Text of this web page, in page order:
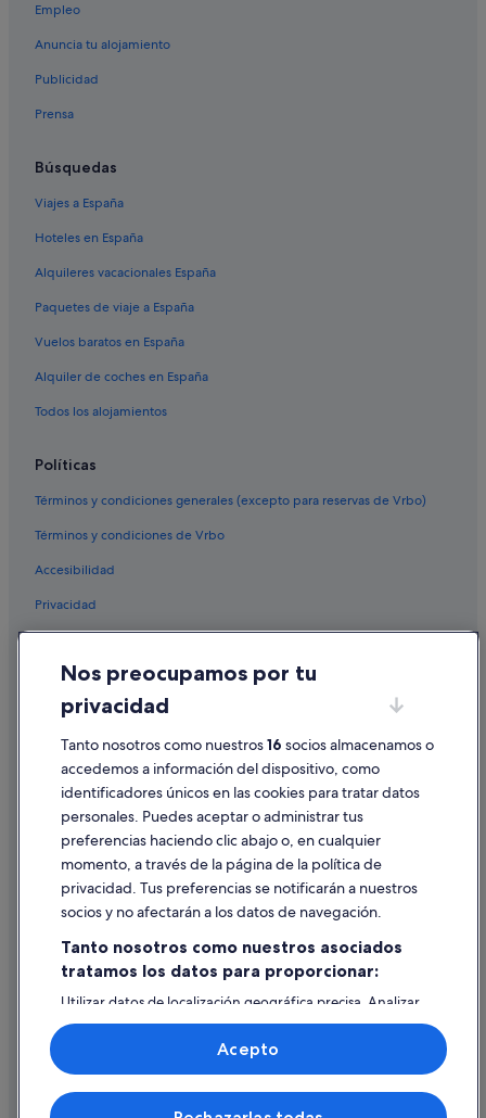
Apartoteles en Koh Samui
Apartamentos en Koh Samui
Cabañas en Koh Samui
Casas en árboles en Koh Samui
Villas en Koh Samui
Apartamentos en Osaka
Hoteles cápsula en Osaka
Hoteles con conserje en Osaka
Hoteles de lujo en Osaka
Hoteles baratos en Osaka
Osaka hoteles
Condominios en Phuket
Phuket hoteles
Tiendas de safari en Phuket
Villas en Phuket
Apartamentos en Seminyak
Casas de huéspedes en Seminyak
Casas de campo en Seminyak
Casas privadas de vacaciones en Seminyak
Chalets en Seminyak
Villas en Seminyak
Albergues en Seúl
Apartamentos en Seúl
Condominios en Seúl
Residences en Seúl
Apartamentos en Singapur
Singapur hoteles
Taipéi hoteles
Albergues en Tokio
Empleo
Anuncia tu alojamiento
Publicidad
Prensa
Búsquedas
Viajes a España
Hoteles en España
Alquileres vacacionales España
Paquetes de viaje a España
Vuelos baratos en España
Alquiler de coches en España
Todos los alojamientos
Políticas
Términos y condiciones generales (excepto para reservas de Vrbo)
Términos y condiciones de Vrbo
Accesibilidad
Privacidad
Condiciones de uso
Información legal/contacto
Pautas sobre el contenido y cómo denunciar contenido
Ayuda
Cancelar un vuelo
Cancelar una reserva de hotel o de un alquiler vacacional
Plazos de reembolso
Utilizar un cupón de Expedia
Documentos para viajes internacionales
© 2026 Expedia, Inc., una empresa de Expedia Group. Todos los
Nos preocupamos por tu
privacidad
Tanto nosotros como nuestros16 socios almacenamos o
accedemos a información del dispositivo, como
identificadores únicos en las cookies para tratar datos
personales. Puedes aceptar o administrar tus
preferencias haciendo clic abajo o, en cualquier
momento, a través de la página de la política de
privacidad. Tus preferencias se notificarán a nuestros
socios y no afectarán a los datos de navegación.
Tanto nosotros como nuestros asociados
tratamos los datos para proporcionar:
Utilizar datos de localización geográfica precisa. Analizar
activamente las características del dispositivo para su
identificación. Almacenar la información en un dispositivo
y/o acceder a ella. Publicidad y contenido personalizados,
medición de publicidad y contenido, investigación de
audiencia y desarrollo de servicios.
Acepto